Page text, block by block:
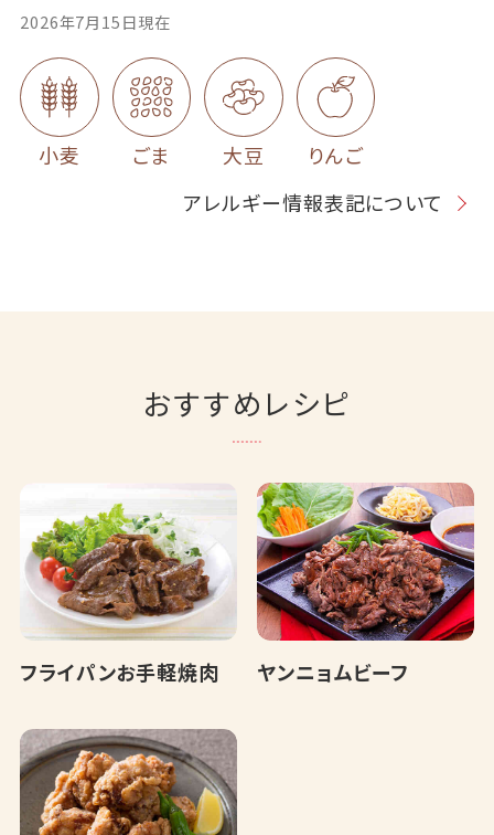
2026年7月15日現在
小麦 ごま 大豆
りんご
アレルギー情報表記について
おすすめレシピ
フライパンお手軽焼肉 ヤンニョムビーフ